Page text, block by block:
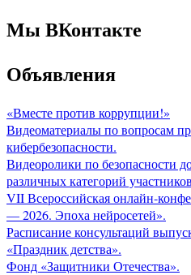
Мы ВКонтакте
Объявления
«Вместе против коррупции!»
Видеоматериалы по вопросам
кибербезопасности.
Видеоролики по безопасности
различных категорий
VII Всероссийская онлайн-
— 2026. Эпоха нейросетей».
Расписание консультаций
«Праздник детства».
Фонд «Защитники Отечества».